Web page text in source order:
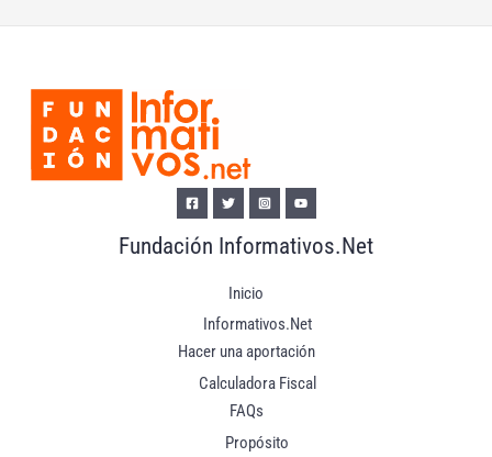
Fundación Informativos.Net
Inicio
Informativos.Net
Hacer una aportación
Calculadora Fiscal
FAQs
Propósito